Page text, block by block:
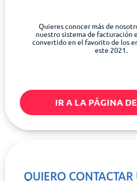
Quieres conocer más de
nuestro sistema de facturación
convertido en el favorito de los
este 2021.
IR A LA PÁGINA
QUIERO